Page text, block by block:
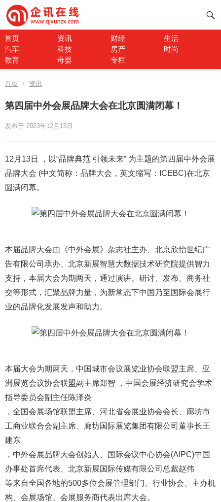
首页 资讯 财经
生活
汽车
科技 房产
时尚
教育
母婴 专栏
首页 资讯
第四届中外会展品牌大会在北京圆满闭幕！
发布于 2023年12月15日
12月13日 ，以“品牌典范 引领未来” 为主题的第四届中外会展
品牌大会 (中文简称：品牌大会，英文缩写：ICEBC)在北京
圆满闭幕。
本届品牌大会由《中外会展》杂志社主办、北京欣怡世纪广
告有限公司承办、北京新展智慧大数据技术研究院提供智力
支持，本届大会为期两天，通过演讲、研讨、发布、商务社
交等形式，汇聚品牌力量，为新常态下中国乃至国际会展行
业的品牌化发展发声和助力。
本届大会为期两天，中国城市会议展览业协会联盟主席、亚
洲展览会议协会联盟副主席郑智 ，中国会展经济研究会学术
指导委员会副主任陈泽炎
，全国会展场馆联盟主席、河北省会展业协会会长、廊坊市
工商业联合会副主席、廊坊国际展览集团有限公司董事长王
建东
，中外会展品牌大会创始人、国际会议中心协会(AIPC)中国
办事处首席代表、北京新展国际传媒有限公司总裁赵伟
等来自全国各地的500多位会展管理部门、行业协会、主办机
构、会展场馆、会展服务商代表出席大会。